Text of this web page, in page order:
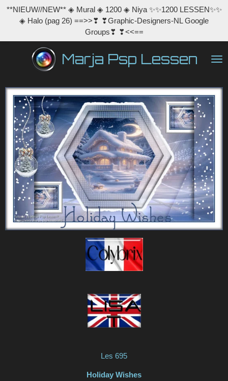
Ga
direct
de
hoofdinhoud
Marja Psp Lessen
**NIEUW//NEW** ◈ Mural ◈ 1200 ◈ Niya ✨✨1200 LESSEN✨✨
◈ Halo (pag 26) ==>>❣ ❣Graphic-Designers-NL Google
Groups❣ ❣<<==
Les 695
Holiday Wishes